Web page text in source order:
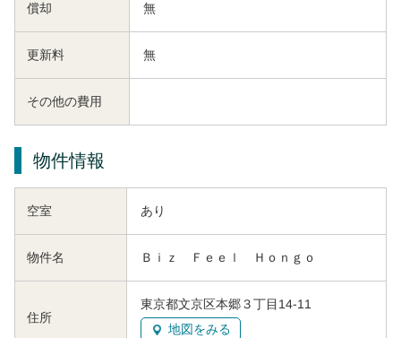
償却 無
更新料 無
その他の費用
物件情報
空室 あり
物件名 Ｂｉｚ Ｆｅｅｌ Ｈｏｎｇｏ
住所
東京都文京区本郷３丁目14-11
地図をみる